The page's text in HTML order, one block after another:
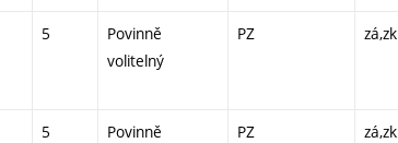
5
Povinně
volitelný
PZ zá,zk
5
Povinně
PZ zá,zk